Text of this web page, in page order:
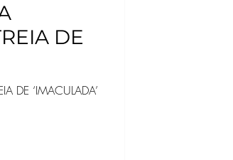
DE
DE ‘IMACULADA’